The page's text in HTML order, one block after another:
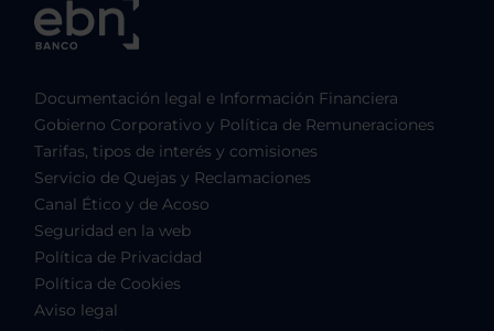
Documentación legal e Información Financiera
Gobierno Corporativo y Política de Remuneraciones
Tarifas, tipos de interés y comisiones
Servicio de Quejas y Reclamaciones
Canal Ético y de Acoso
Seguridad en la web
Política de Privacidad
Política de Cookies
Aviso legal